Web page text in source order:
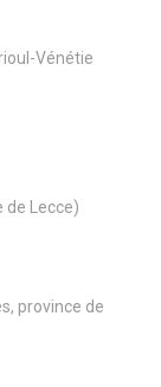
Vénétie
de Lecce)
province de